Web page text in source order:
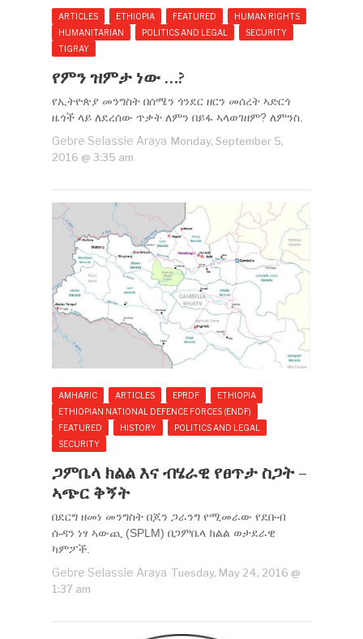
ARTICLES ETHIOPIA FEATURED
HUMAN RIGHTS
HUMANITARIAN
POLITICS AND LEGAL
SECURITY
TIGRAY
የምን ዝምታ ነው …?
የኢትዮጵያ መንግስት በሰሜን ጎንደር ዘርን መሰረት ኣድርጎ
ዜጎች ላይ ለደረሰው ጥቃት ለምን በይፋ ኣላወገዘም? ለምንስ.
Gebre Selassie Araya Monday, September 5,
2016 @ 3:35 am
AMHARIC ARTICLES EPRDF
ETHIOPIA
ETHIOPIAN NATIONAL DEFENCE FORCES (ENDF)
FEATURED
HISTORY
POLITICS AND LEGAL
SECURITY
ጋምቤላ ክልል እና ብሄራዊ የፀጥታ ስጋት –
ኣጭር ቅኝት
በደርግ ዘመነ መንግስት በጆን ጋራንግ የሚመራው የደቡብ
ሱዳን ነፃ ኣውጪ (SPLM) በጋምቤላ ክልል ወታደራዊ
ካምፖች.
Gebre Selassie Araya Tuesday, May 24, 2016 @
1:37 am